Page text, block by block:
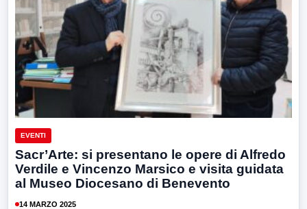
EVENTI
Sacr’Arte: si presentano le opere di Alfredo
Verdile e Vincenzo Marsico e visita guidata
al Museo Diocesano di Benevento
14 MARZO 2025